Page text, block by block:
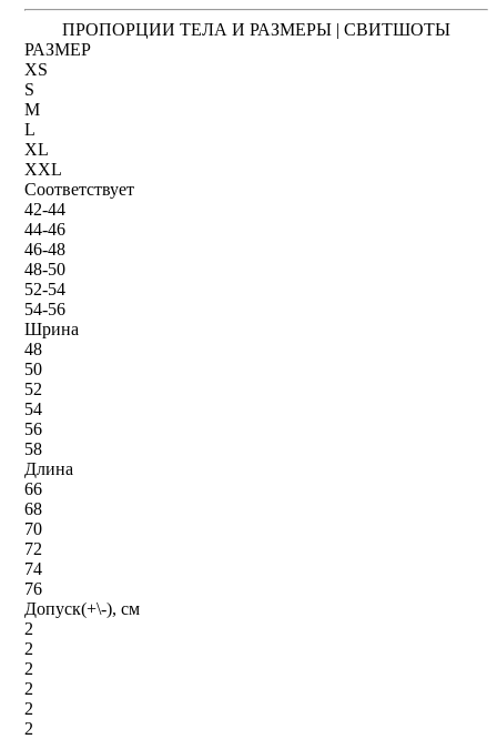
ПРОПОРЦИИ ТЕЛА И РАЗМЕРЫ | СВИТШОТЫ
РАЗМЕР
XS
S
M
L
XL
XXL
Соответствует
42-44
44-46
46-48
48-50
52-54
54-56
Шрина
48
50
52
54
56
58
Длина
66
68
70
72
74
76
Допуск(+\-), см
2
2
2
2
2
2